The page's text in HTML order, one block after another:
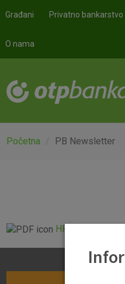
Građani Privatno bankarstvo
O nama
Početna PB Newsletter
HR Newsletter